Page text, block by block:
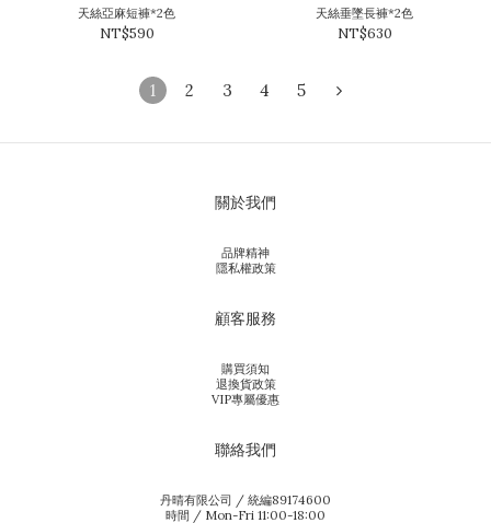
天絲亞麻短褲*2色
NT$590
天絲垂墜長褲*2色
NT$630
1 2 3 4 5
關於我們
品牌精神
隱私權政策
顧客服務
購買須知
退換貨政策
VIP專屬優惠
聯絡我們
丹晴有限公司 / 統編89174600
時間 / Mon-Fri 11:00-18:00